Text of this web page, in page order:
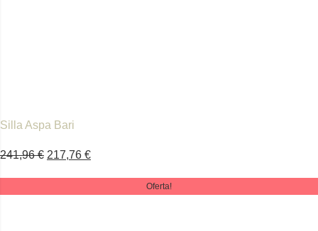
Silla Aspa Bari
241,96€ 217,76 €
Oferta!